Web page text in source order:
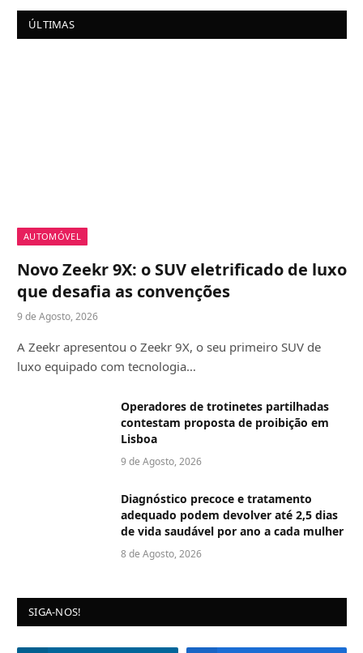
ÚLTIMAS
AUTOMÓVEL
Novo Zeekr 9X: o SUV eletrificado de luxo
que desafia as convenções
9 de Agosto, 2026
A Zeekr apresentou o Zeekr 9X, o seu primeiro SUV de
luxo equipado com tecnologia…
Operadores de trotinetes partilhadas
contestam proposta de proibição em
Lisboa
9 de Agosto, 2026
Diagnóstico precoce e tratamento
adequado podem devolver até 2,5 dias
de vida saudável por ano a cada mulher
8 de Agosto, 2026
SIGA-NOS!